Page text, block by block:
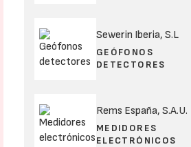
Sewerin Iberia, S.L
GEÓFONOS
DETECTORES
Rems España, S.A.U.
MEDIDORES
ELECTRÓNICOS